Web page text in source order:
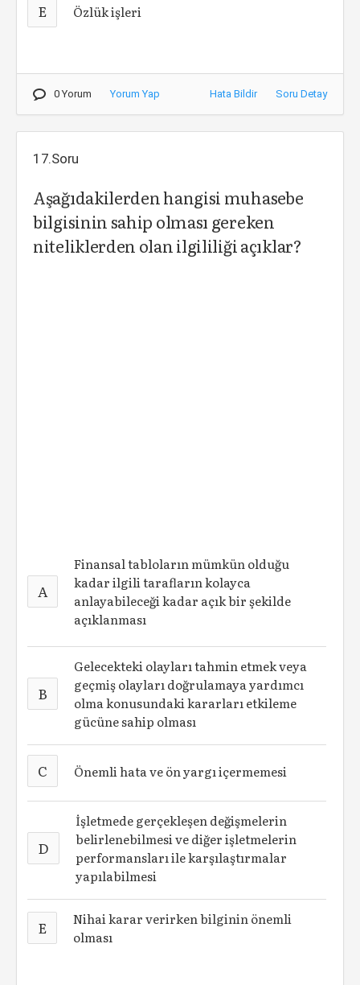
E Özlük işleri
0 Yorum Yorum Yap Hata Bildir Soru Detay
17.Soru
Aşağıdakilerden hangisi muhasebe
bilgisinin sahip olması gereken
niteliklerden olan ilgililiği açıklar?
A
Finansal tabloların mümkün olduğu
kadar ilgili tarafların kolayca
anlayabileceği kadar açık bir şekilde
açıklanması
B
Gelecekteki olayları tahmin etmek veya
geçmiş olayları doğrulamaya yardımcı
olma konusundaki kararları etkileme
gücüne sahip olması
C Önemli hata ve ön yargı içermemesi
D
İşletmede gerçekleşen değişmelerin
belirlenebilmesi ve diğer işletmelerin
performansları ile karşılaştırmalar
yapılabilmesi
E
Nihai karar verirken bilginin önemli
olması